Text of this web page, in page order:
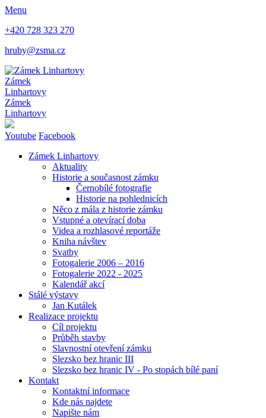
Menu
+420 728 323 270
hruby@zsma.cz
Zámek
Linhartovy
Zámek
Linhartovy
Youtube Facebook
Zámek Linhartovy
Aktuality
Historie a současnost zámku
Černobílé fotografie
Historie na pohlednicích
Něco z mála z historie zámku
Vstupné a otevírací doba
Videa a rozhlasové reportáže
Kniha návštev
Svatby
Fotogalerie 2006 – 2016
Fotogalerie 2022 - 2025
Kalendář akcí
Stálé výstavy
Jan Kutálek
Realizace projektu
Cíl projektu
Průběh stavby
Slavnostní otevření zámku
Slezsko bez hranic III
Slezsko bez hranic IV - Po stopách bílé paní
Kontakt
Kontaktní informace
Kde nás najdete
Napište nám